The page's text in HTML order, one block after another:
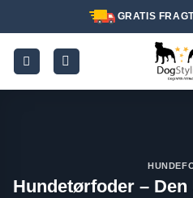
indhold
GRATIS
Hundetørfoder –